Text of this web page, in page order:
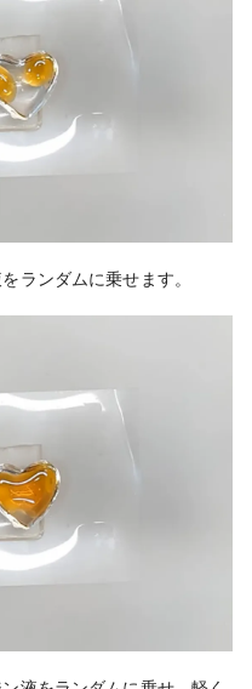
ランダムに乗せます。